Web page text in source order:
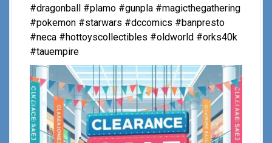
#dragonball #plamo #gunpla #magicthegathering
#pokemon #starwars #dccomics #banpresto
#neca #hottoyscollectibles #oldworld #orks40k
#tauempire